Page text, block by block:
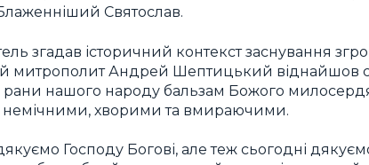
Святослав.
згадав історичний контекст заснування
митрополит Андрей Шептицький віднайшов
нашого народу бальзам Божого
немічними, хворими та вмираючими.
Господу Богові, але теж сьогодні